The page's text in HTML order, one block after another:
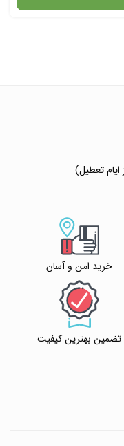
خرید امن و آسان
تضمین بهترین کیفیت